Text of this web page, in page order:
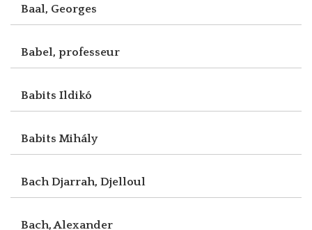
Baal, Georges
Babel, professeur
Babits Ildikó
Babits Mihály
Bach Djarrah, Djelloul
Bach, Alexander